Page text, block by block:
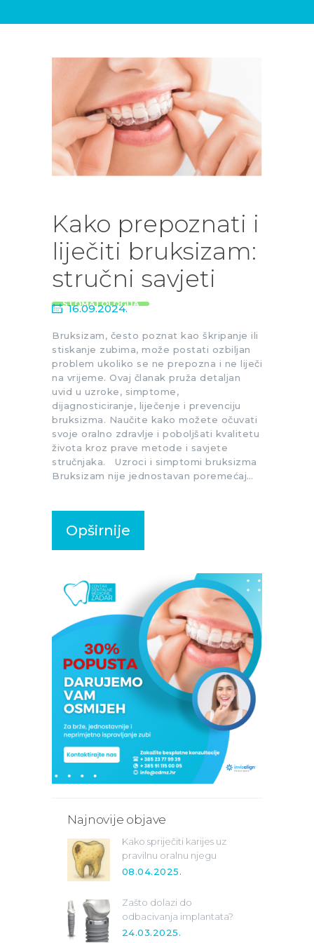
BLOG
KONTAKT
Kako prepoznati i
liječiti bruksizam:
stručni savjeti
STOMATOLOGIJA
16.09.2024.
Bruksizam, često poznat kao škripanje ili
stiskanje zubima, može postati ozbiljan
problem ukoliko se ne prepozna i ne liječi
na vrijeme. Ovaj članak pruža detaljan
uvid u uzroke, simptome,
dijagnosticiranje, liječenje i prevenciju
bruksizma. Naučite kako možete očuvati
svoje oralno zdravlje i poboljšati kvalitetu
života kroz prave metode i savjete
stručnjaka. Uzroci i simptomi bruksizma
Bruksizam nije jednostavan poremećaj…
Opširnije
Najnovije objave
Kako spriječiti karijes uz
pravilnu oralnu njegu
08.04.2025.
Zašto dolazi do
odbacivanja implantata?
24.03.2025.